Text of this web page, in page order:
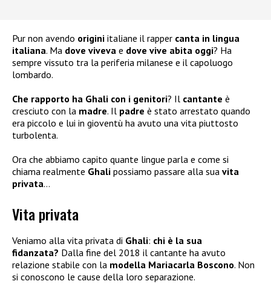
Pur non avendo origini italiane il rapper canta in lingua
italiana. Ma dove viveva e dove vive abita oggi? Ha
sempre vissuto tra la periferia milanese e il capoluogo
lombardo.
Che rapporto ha Ghali con i genitori? Il cantante è
cresciuto con la madre. Il padre è stato arrestato quando
era piccolo e lui in gioventù ha avuto una vita piuttosto
turbolenta.
Ora che abbiamo capito quante lingue parla e come si
chiama realmente Ghali possiamo passare alla sua vita
privata…
Vita privata
Veniamo alla vita privata di Ghali: chi è la sua
fidanzata? Dalla fine del 2018 il cantante ha avuto
relazione stabile con la modella Mariacarla Boscono. Non
si conoscono le cause della loro separazione.